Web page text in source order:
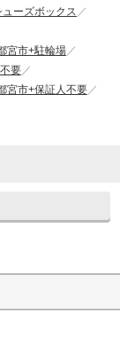
ーズボックス
宮市+駐輪場
要
宮市+保証人不要